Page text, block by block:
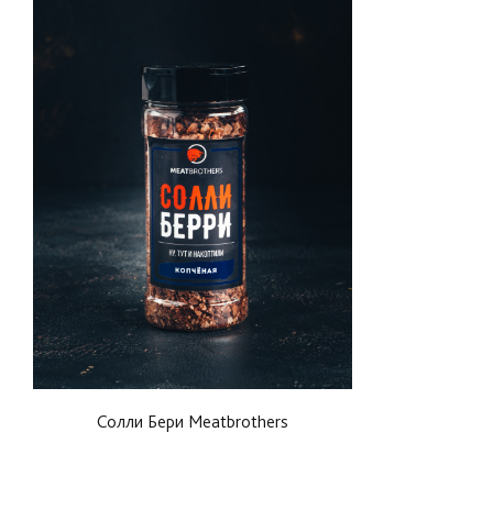
Солли Бери Meatbrothers